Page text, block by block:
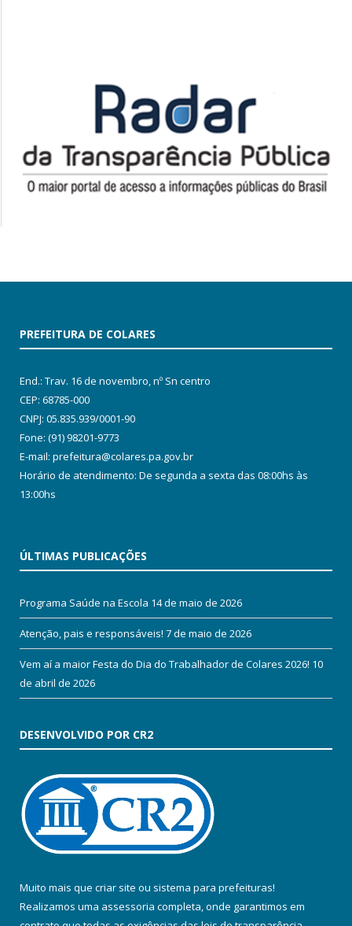
PREFEITURA DE COLARES
End.: Trav. 16 de novembro, nº Sn centro
CEP: 68785-000
CNPJ: 05.835.939/0001-90
Fone: (91) 98201-9773
E-mail: prefeitura@colares.pa.gov.br
Horário de atendimento: De segunda a sexta das 08:00hs às
13:00hs
ÚLTIMAS PUBLICAÇÕES
Programa Saúde na Escola 14 de maio de 2026
Atenção, pais e responsáveis! 7 de maio de 2026
Vem aí a maior Festa do Dia do Trabalhador de Colares 2026! 10
de abril de 2026
DESENVOLVIDO POR CR2
Muito mais que criar site ou sistema para prefeituras!
Realizamos uma assessoria completa, onde garantimos em